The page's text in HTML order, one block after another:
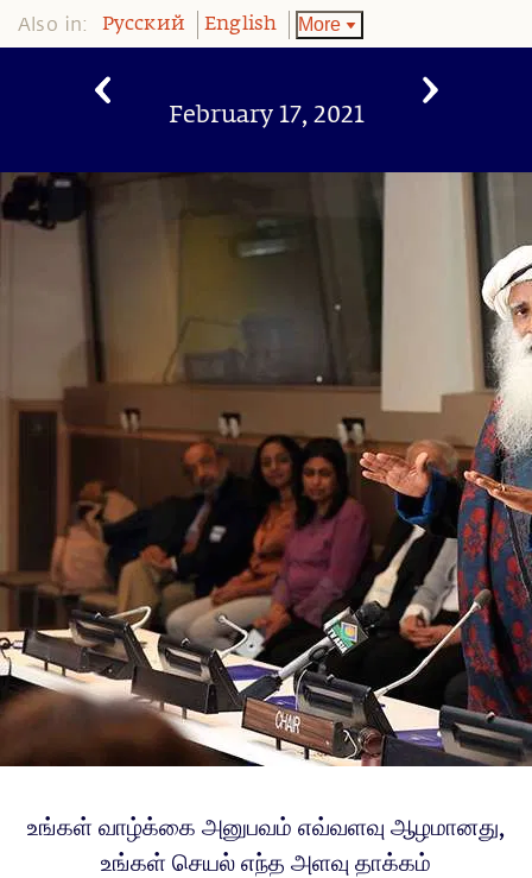
Also in: Pусский English More
February 17, 2021
உங்கள் வாழ்க்கை அனுபவம் எவ்வளவு ஆழமானது,
உங்கள் செயல் எந்த அளவு தாக்கம்